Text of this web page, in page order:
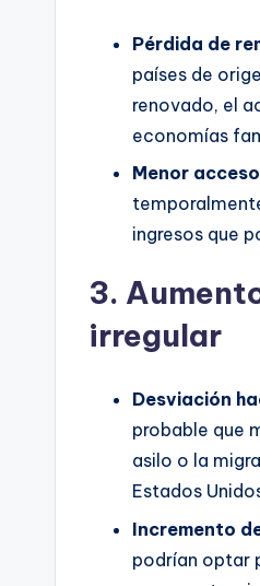
Pérdida de
países de
renovado, el
economías
Menor
ingresos que
3.
irregular
Desviación
probable que
asilo o la
Estados
Incremento
podrían optar